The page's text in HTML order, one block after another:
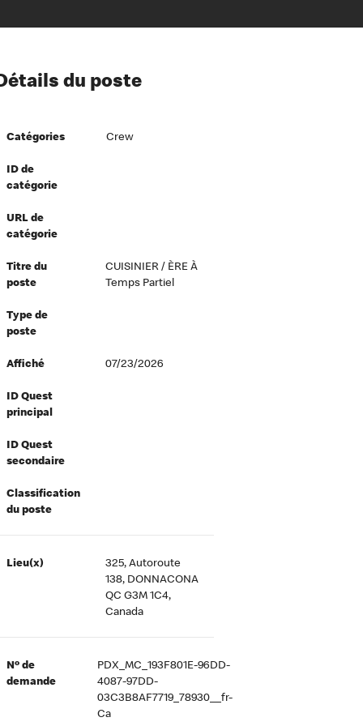
à l’égard de nos employés
directeurs
équité et inclusion
au travail
du poste
Catégories Crew
ID de
catégorie
URL de
catégorie
Titre du
poste
CUISINIER / ÈRE À
Temps Partiel
Type de
poste
Affiché 07/23/2026
ID Quest
principal
ID Quest
secondaire
Classification
du poste
Lieu(x)
325, Autoroute
138, DONNACONA
QC G3M 1C4,
Canada
Nº de
demande
PDX_MC_193F801E-96DD-
4087-97DD-
03C3B8AF7719_78930__fr-
Ca